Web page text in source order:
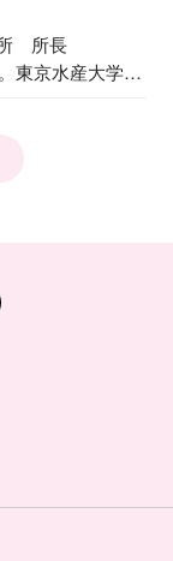
所長
東京水産大学卒